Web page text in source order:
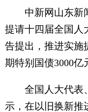
中新网山东新闻
提请十四届全国人
告提出，推进实施
期特别国债3000亿
全国人大代表
示，在以旧换新推